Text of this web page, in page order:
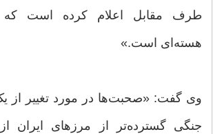
طرف مقابل اعلام کرده است که
هسته‌ای است.»
وی گفت: «صحبت‌ها در مورد تغییر از
جنگی گسترده‌تر از مرزهای ایران